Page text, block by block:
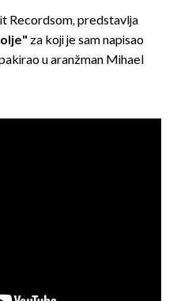
Recordsom, predstavlja
za koji je sam napisao
u aranžman Mihael